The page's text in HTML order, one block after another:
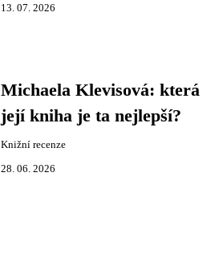
13. 07. 2026
Michaela Klevisová: která
její kniha je ta nejlepší?
Knižní recenze
28. 06. 2026